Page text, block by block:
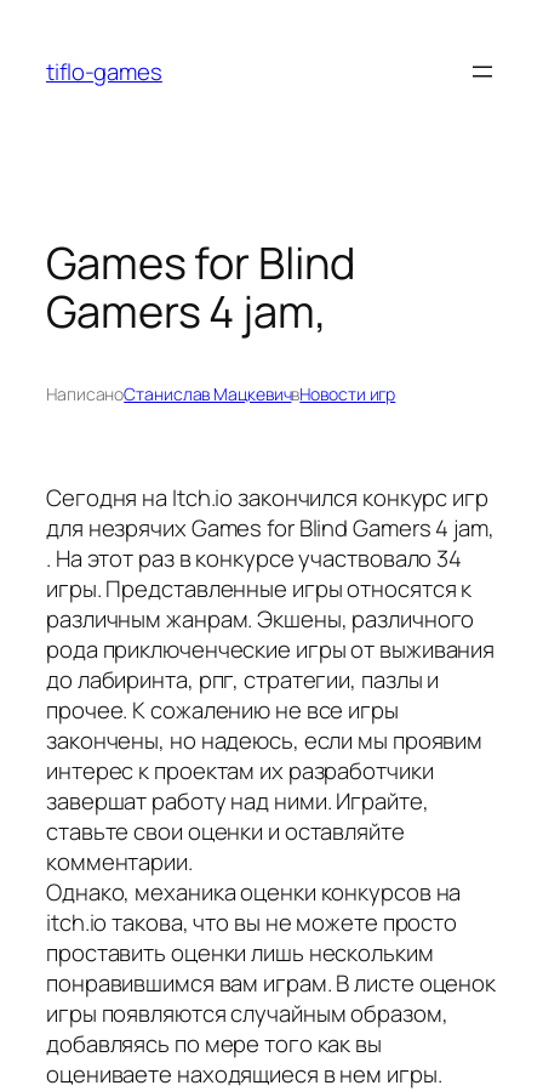
содержимому
tiflo-games
Games for Blind
Gamers 4 jam,
НаписаноСтанислав МацкевичвНовости игр
Сегодня на Itch.io закончился конкурс игр
для незрячих Games for Blind Gamers 4 jam,
. На этот раз в конкурсе участвовало 34
игры. Представленные игры относятся к
различным жанрам. Экшены, различного
рода приключенческие игры от выживания
до лабиринта, рпг, стратегии, пазлы и
прочее. К сожалению не все игры
закончены, но надеюсь, если мы проявим
интерес к проектам их разработчики
завершат работу над ними. Играйте,
ставьте свои оценки и оставляйте
комментарии.
Однако, механика оценки конкурсов на
itch.io такова, что вы не можете просто
проставить оценки лишь нескольким
понравившимся вам играм. В листе оценок
игры появляются случайным образом,
добавляясь по мере того как вы
оцениваете находящиеся в нем игры.